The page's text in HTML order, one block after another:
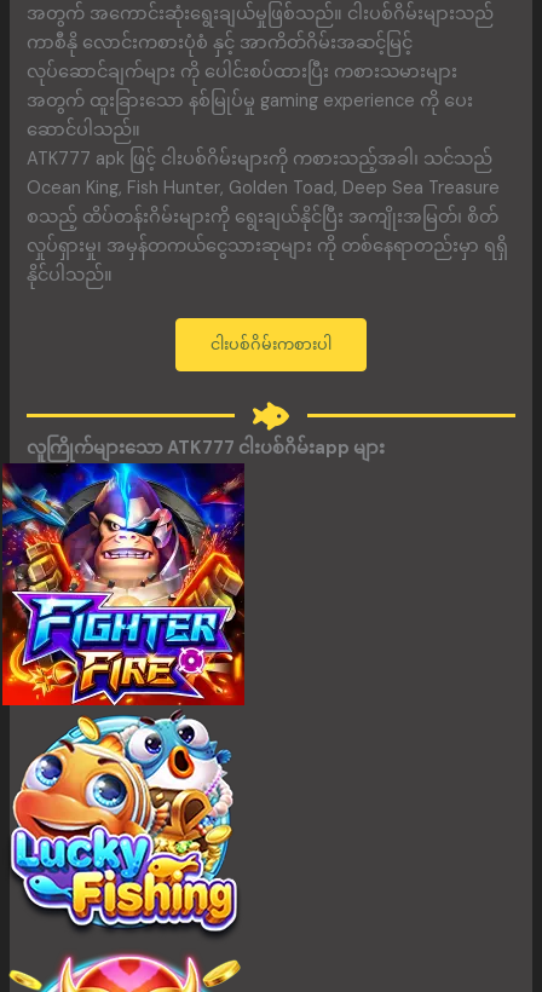
အတွက် အကောင်းဆုံးရွေးချယ်မှုဖြစ်သည်။ ငါးပစ်ဂိမ်းများသည်
ကာစီနို လောင်းကစားပုံစံ နှင့် အာကိတ်ဂိမ်းအဆင့်မြင့်
လုပ်ဆောင်ချက်များ ကို ပေါင်းစပ်ထားပြီး ကစားသမားများ
အတွက် ထူးခြားသော နစ်မြုပ်မှု gaming experience ကို ပေး
ဆောင်ပါသည်။
ATK777 apk ဖြင့် ငါးပစ်ဂိမ်းများကို ကစားသည့်အခါ၊ သင်သည်
Ocean King, Fish Hunter, Golden Toad, Deep Sea Treasure
စသည့် ထိပ်တန်းဂိမ်းများကို ရွေးချယ်နိုင်ပြီး အကျိုးအမြတ်၊ စိတ်
လှုပ်ရှားမှု၊ အမှန်တကယ်ငွေသားဆုများ ကို တစ်နေရာတည်းမှာ ရရှိ
နိုင်ပါသည်။
ငါးပစ်ဂိမ်းကစားပါ
လူကြိုက်များသော ATK777 ငါးပစ်ဂိမ်းapp များ